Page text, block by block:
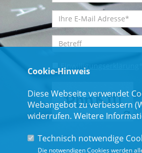
Einwilligungserklärung
Cookie-Hinweis
Diese Webseite verwendet
Webangebot zu verbessern
widerrufen. Weitere
Technisch notwendige
Die notwendigen Cookies werden